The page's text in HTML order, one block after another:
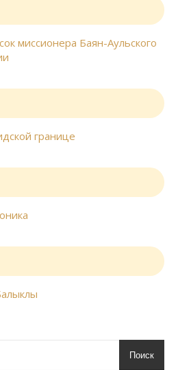
миссионера Баян-Аульского
границе
Поиск